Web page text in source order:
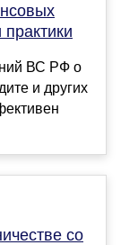
ВС РФ о
и других
со